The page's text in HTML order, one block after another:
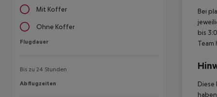
Mit Koffer
Ohne Koffer
Flugdauer
Flugdauer
Bis zu 24 Stunden
Abflugzeiten
Abflugzeiten
Bei
bis
Team
Diese